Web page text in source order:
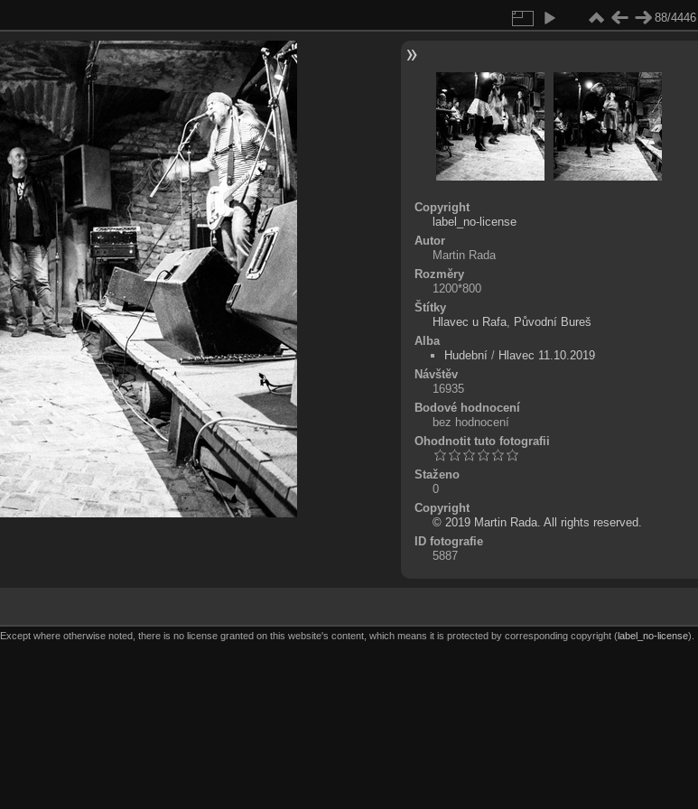
88/4446
Copyright
label_no-license
Autor
Martin Rada
Rozměry
1200*800
Štítky
Hlavec u Rafa, Původní Bureš
Alba
Hudební/ Hlavec 11.10.2019
Návštěv
16935
Bodové hodnocení
bez hodnocení
Ohodnotit tuto fotografii
Staženo
0
Copyright
© 2019 Martin Rada. All rights reserved.
ID fotografie
5887
Except where otherwise noted, there is no license granted on this website's content, which means it is protected by corresponding copyright (label_no-license).